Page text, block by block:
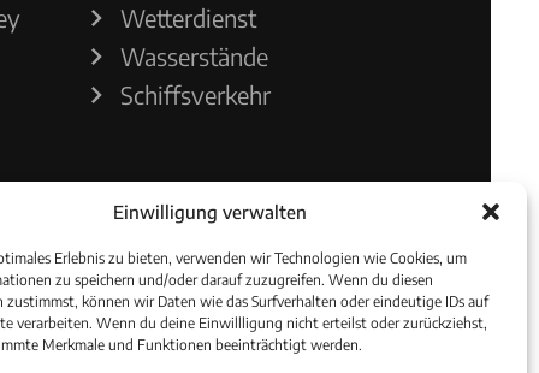
Einwilligung verwalten
Erlebnis zu bieten, verwenden wir Technologien wie Cookies, um
zu speichern und/oder darauf zuzugreifen. Wenn du diesen
zustimmst, können wir Daten wie das Surfverhalten oder eindeutige IDs auf
verarbeiten. Wenn du deine Einwillligung nicht erteilst oder zurückziehst,
Merkmale und Funktionen beeinträchtigt werden.
Wetterdienst
Wasserstände
Schiffsverkehr